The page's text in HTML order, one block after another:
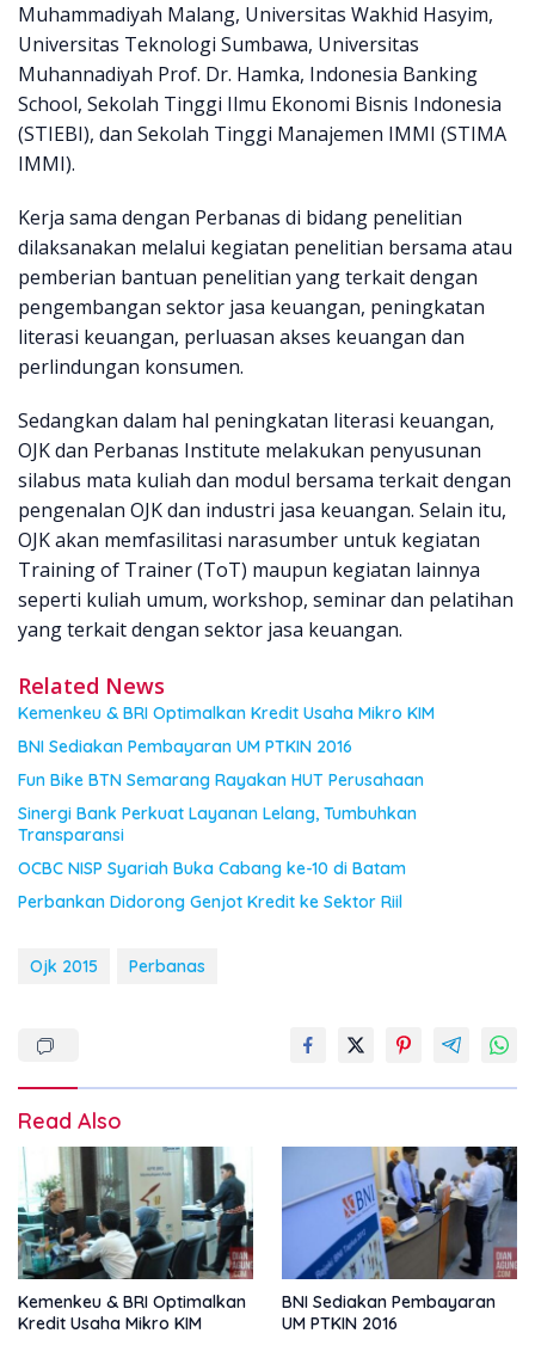
Muhammadiyah Malang, Universitas Wakhid Hasyim,
Universitas Teknologi Sumbawa, Universitas
Muhannadiyah Prof. Dr. Hamka, Indonesia Banking
School, Sekolah Tinggi Ilmu Ekonomi Bisnis Indonesia
(STIEBI), dan Sekolah Tinggi Manajemen IMMI (STIMA
IMMI).
Kerja sama dengan Perbanas di bidang penelitian
dilaksanakan melalui kegiatan penelitian bersama atau
pemberian bantuan penelitian yang terkait dengan
pengembangan sektor jasa keuangan, peningkatan
literasi keuangan, perluasan akses keuangan dan
perlindungan konsumen.
Sedangkan dalam hal peningkatan literasi keuangan,
OJK dan Perbanas Institute melakukan penyusunan
silabus mata kuliah dan modul bersama terkait dengan
pengenalan OJK dan industri jasa keuangan. Selain itu,
OJK akan memfasilitasi narasumber untuk kegiatan
Training of Trainer (ToT) maupun kegiatan lainnya
seperti kuliah umum, workshop, seminar dan pelatihan
yang terkait dengan sektor jasa keuangan.
Related News
Kemenkeu & BRI Optimalkan Kredit Usaha Mikro KIM
BNI Sediakan Pembayaran UM PTKIN 2016
Fun Bike BTN Semarang Rayakan HUT Perusahaan
Sinergi Bank Perkuat Layanan Lelang, Tumbuhkan
Transparansi
OCBC NISP Syariah Buka Cabang ke-10 di Batam
Perbankan Didorong Genjot Kredit ke Sektor Riil
Ojk 2015 Perbanas
Read Also
Kemenkeu & BRI Optimalkan
Kredit Usaha Mikro KIM
BNI Sediakan Pembayaran
UM PTKIN 2016